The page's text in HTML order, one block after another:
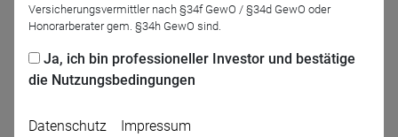
Versicherungsvermittler nach §34f GewO / §34d GewO oder
Honorarberater gem. §34h GewO sind.
Ja, ich bin professioneller Investor und bestätige
die Nutzungsbedingungen
Datenschutz Impressum